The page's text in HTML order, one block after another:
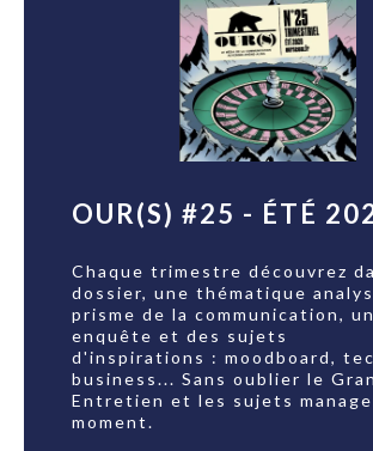
OUR(S) #25 - ÉTÉ
Chaque trimestre découvrez
dossier, une thématique
prisme de la communication,
enquête et des sujets
d'inspirations : moodboard,
business... Sans oublier le
Entretien et les sujets
moment.